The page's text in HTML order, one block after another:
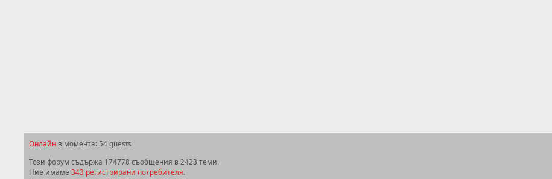
Онлайн в момента: 54 guests
Този форум съдържа 174778 съобщения в 2423 теми.
Ние имаме 343 регистрирани потребителя.